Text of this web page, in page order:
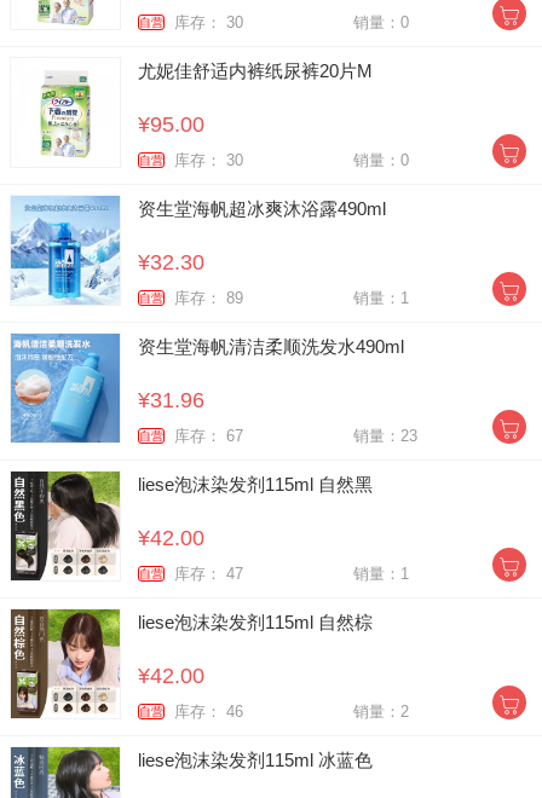
自营 库存： 30 销量：0
尤妮佳舒适内裤纸尿裤20片M
¥95.00
自营 库存： 30 销量：0
资生堂海帆超冰爽沐浴露490ml
¥32.30
自营 库存： 89 销量：1
资生堂海帆清洁柔顺洗发水490ml
¥31.96
自营 库存： 67 销量：23
liese泡沫染发剂115ml 自然黑
¥42.00
自营 库存： 47 销量：1
liese泡沫染发剂115ml 自然棕
¥42.00
自营 库存： 46 销量：2
liese泡沫染发剂115ml 冰蓝色